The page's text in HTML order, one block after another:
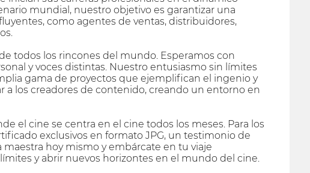
mundial, nuestro objetivo es garantizar una
como agentes de ventas, distribuidores,
todos los rincones del mundo. Esperamos con
y voces distintas. Nuestro entusiasmo sin límites
gama de proyectos que ejemplifican el ingenio y
a los creadores de contenido, creando un entorno en
el cine se centra en el cine todos los meses. Para los
exclusivos en formato JPG, un testimonio de
hoy mismo y embárcate en tu viaje
y abrir nuevos horizontes en el mundo del cine.